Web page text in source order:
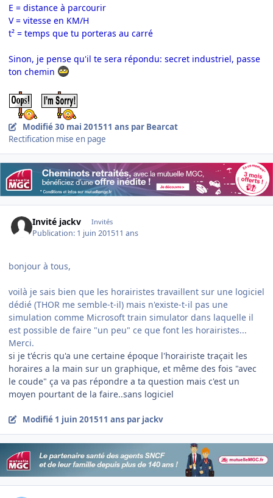
E = distance à parcourir
V = vitesse en KM/H
t² = temps que tu porteras au carré
Sinon, je pense qu'il te sera répondu: secret industriel, passe
ton chemin
Modifié30 mai 201511 ans par Bearcat
Rectification mise en page
Invité jackv Invités
Publication: 1 juin 201511 ans
bonjour à tous,
voilà je sais bien que les horairistes travaillent sur une logiciel
dédié (THOR me semble-t-il) mais n'existe-t-il pas une
simulation comme Microsoft train simulator dans laquelle il
est possible de faire "un peu" ce que font les horairistes...
Merci.
​si je t'écris qu'a une certaine époque l'horairiste traçait les
horaires a la main sur un graphique, et même des fois "avec
le coude" ça va pas répondre a ta question mais c'est un
moyen pourtant de la faire..sans logiciel
Modifié 1 juin 201511 ans par jackv